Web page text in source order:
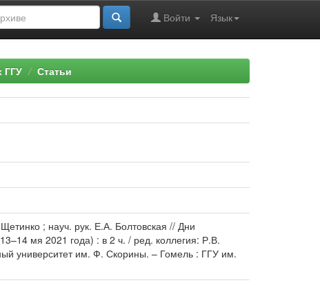
Язык
Войти
ГГУ Статьи
; науч. рук. Е.А. Болтовская // Дни
мя 2021 года) : в 2 ч. / ред. коллегия: Р.В.
университет им. Ф. Скорины. – Гомель : ГГУ им.